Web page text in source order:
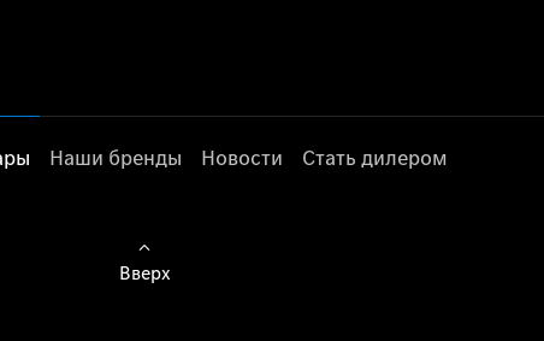
Наши бренды Новости Стать дилером
Вверх